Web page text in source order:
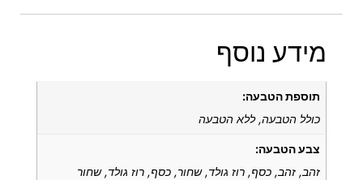
מידע נוסף
תוספת הטבעה:
כולל הטבעה, ללא הטבעה
צבע הטבעה:
זהב, זהב, כסף, רוז גולד, שחור, כסף, רוז גולד, שחור